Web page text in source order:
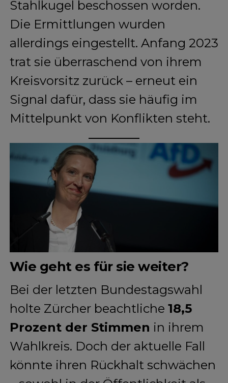
Stahlkugel beschossen worden.
Die Ermittlungen wurden
allerdings eingestellt. Anfang 2023
trat sie überraschend von ihrem
Kreisvorsitz zurück – erneut ein
Signal dafür, dass sie häufig im
Mittelpunkt von Konflikten steht.
Wie geht es für sie weiter?
Bei der letzten Bundestagswahl
holte Zürcher beachtliche 18,5
Prozent der Stimmen in ihrem
Wahlkreis. Doch der aktuelle Fall
könnte ihren Rückhalt schwächen